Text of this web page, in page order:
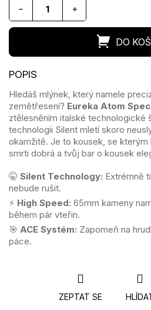
+
−
Hledáš mlýnek, který namele
zemětřesení? Eureka Atom
ztělesněním italské technologické
technologii Silent mletí skoro
okamžitě. Je to kousek, se kterým
smrti dobrá a tvůj bar o kousek
🤫 Silent Technology: Extrémně
nebude rušit.
⚡ High Speed: 65mm kameny
během pár vteřin.
🎯 ACE Systém: Zapomeň na
páce.
ZEPTAT SE